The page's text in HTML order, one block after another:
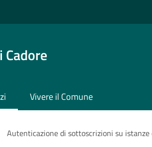
Cadore
Vivere il Comune
Autenticazione di sottoscrizioni su